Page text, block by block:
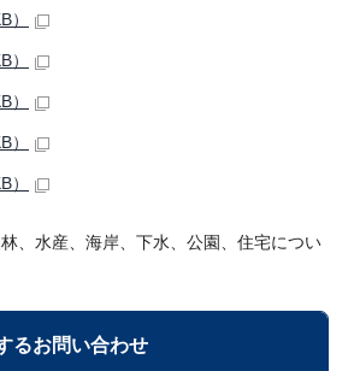
）
）
）
）
）
、水産、海岸、下水、公園、住宅につい
るお問い合わせ